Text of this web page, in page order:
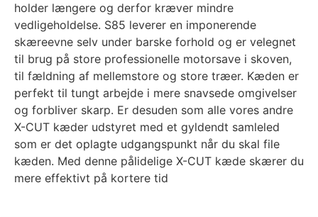
holder længere og derfor kræver mindre
vedligeholdelse. S85 leverer en imponerende
skæreevne selv under barske forhold og er velegnet
til brug på store professionelle motorsave i skoven,
til fældning af mellemstore og store træer. Kæden er
perfekt til tungt arbejde i mere snavsede omgivelser
og forbliver skarp. Er desuden som alle vores andre
X-CUT kæder udstyret med et gyldendt samleled
som er det oplagte udgangspunkt når du skal file
kæden. Med denne pålidelige X-CUT kæde skærer du
mere effektivt på kortere tid